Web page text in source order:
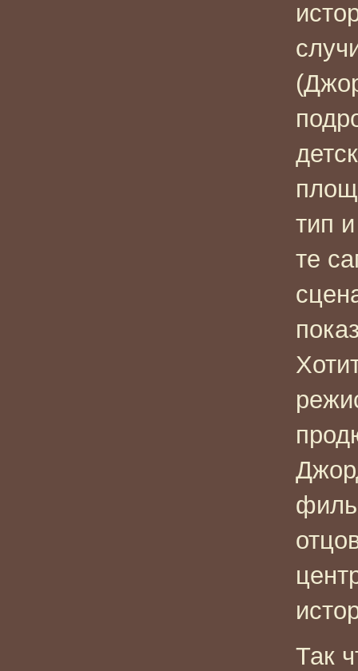
тип
те
Так